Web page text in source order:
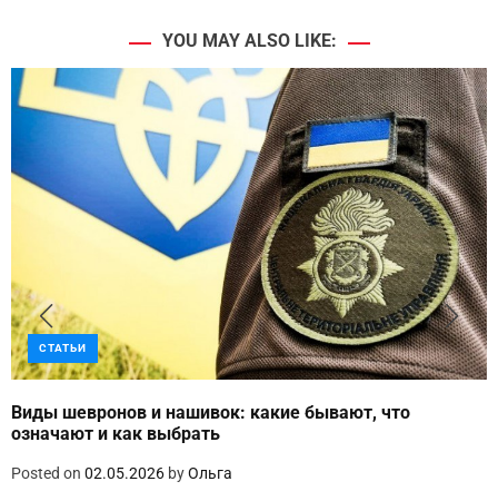
YOU MAY ALSO LIKE:
СТАТЬИ
Виды шевронов и нашивок: какие бывают, что
означают и как выбрать
Posted on 02.05.2026 byОльга